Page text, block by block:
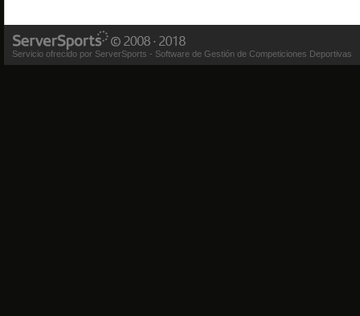
Servicio ofrecido por ServerSports - Software de Gestión de Competiciones Deportivas